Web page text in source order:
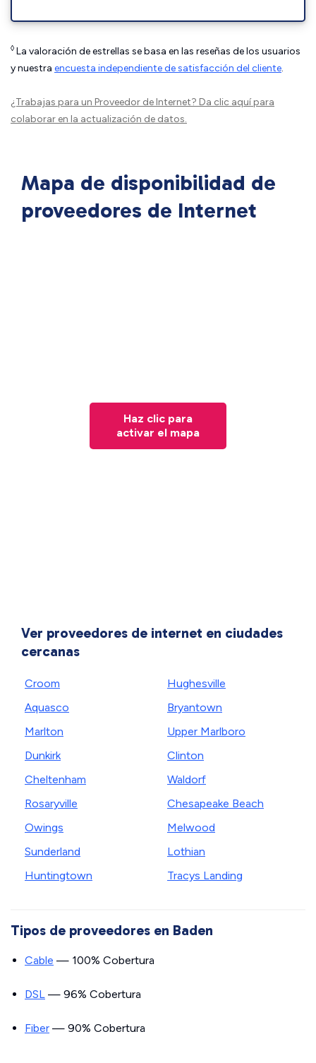
◊ La valoración de estrellas se basa en las reseñas de los usuarios
y nuestra encuesta independiente de satisfacción del cliente.
¿Trabajas para un Proveedor de Internet? Da clic aquípara
colaborar en la actualización de datos.
Mapa de disponibilidad de
proveedores de Internet
Haz clic para
activar el mapa
Ver proveedores de internet en ciudades
cercanas
Croom
Aquasco
Marlton
Dunkirk
Cheltenham
Rosaryville
Owings
Sunderland
Huntingtown
Hughesville
Bryantown
Upper Marlboro
Clinton
Waldorf
Chesapeake Beach
Melwood
Lothian
Tracys Landing
Tipos de proveedores en Baden
Cable — 100% Cobertura
DSL — 96% Cobertura
Fiber — 90% Cobertura